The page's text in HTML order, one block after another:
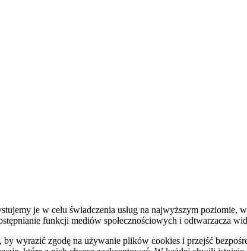
je w celu świadczenia usług na najwyższym
funkcji mediów społecznościowych i odtwarzacza
, by wyrazić zgodę na używanie plików cookies i przejść